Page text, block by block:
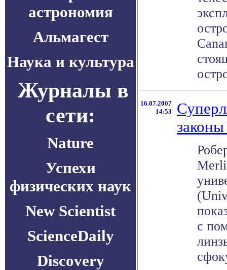
астрономия
Альмагест
Наука и культура
Журналы в
сети:
Nature
Успехи
физических наук
New Scientist
ScienceDaily
Discovery
16.07.2007
14:53
с